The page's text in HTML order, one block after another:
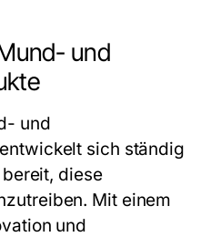
und
und
sich ständig
diese
Mit einem
und